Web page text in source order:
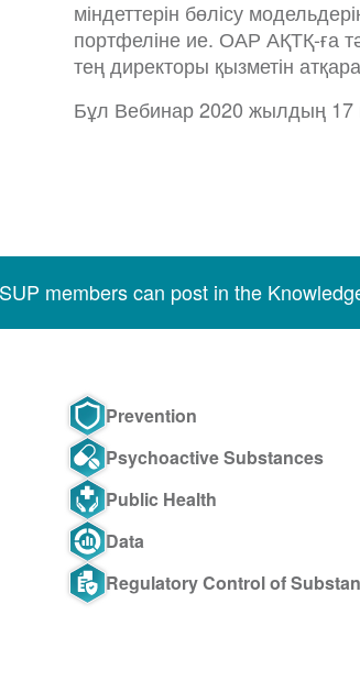
міндеттерін бөлісу
портфеліне ие. ОАР АҚТҚ-ға
тең директоры қызметін
Бұл Вебинар 2020 жылдың 17
members can post in the
Prevention
Psychoactive Substances
Public Health
Data
Regulatory Control of